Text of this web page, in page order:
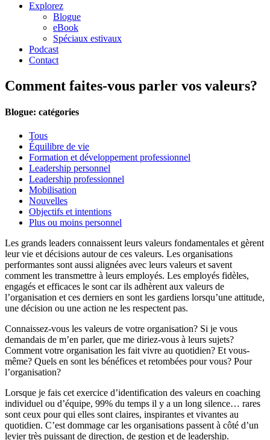
Explorez
Blogue
eBook
Spéciaux estivaux
Podcast
Contact
Comment faites-vous parler vos valeurs?
Blogue: catégories
Tous
Équilibre de vie
Formation et développement professionnel
Leadership personnel
Leadership professionnel
Mobilisation
Nouvelles
Objectifs et intentions
Plus ou moins personnel
Les grands leaders connaissent leurs valeurs fondamentales et gèrent
leur vie et décisions autour de ces valeurs. Les organisations
performantes sont aussi alignées avec leurs valeurs et savent
comment les transmettre à leurs employés. Les employés fidèles,
engagés et efficaces le sont car ils adhèrent aux valeurs de
l’organisation et ces derniers en sont les gardiens lorsqu’une attitude,
une décision ou une action ne les respectent pas.
Connaissez-vous les valeurs de votre organisation? Si je vous
demandais de m’en parler, que me diriez-vous à leurs sujets?
Comment votre organisation les fait vivre au quotidien? Et vous-
même? Quels en sont les bénéfices et retombées pour vous? Pour
l’organisation?
Lorsque je fais cet exercice d’identification des valeurs en coaching
individuel ou d’équipe, 99% du temps il y a un long silence… rares
sont ceux pour qui elles sont claires, inspirantes et vivantes au
quotidien. C’est dommage car les organisations passent à côté d’un
levier très puissant de direction, de gestion et de leadership.